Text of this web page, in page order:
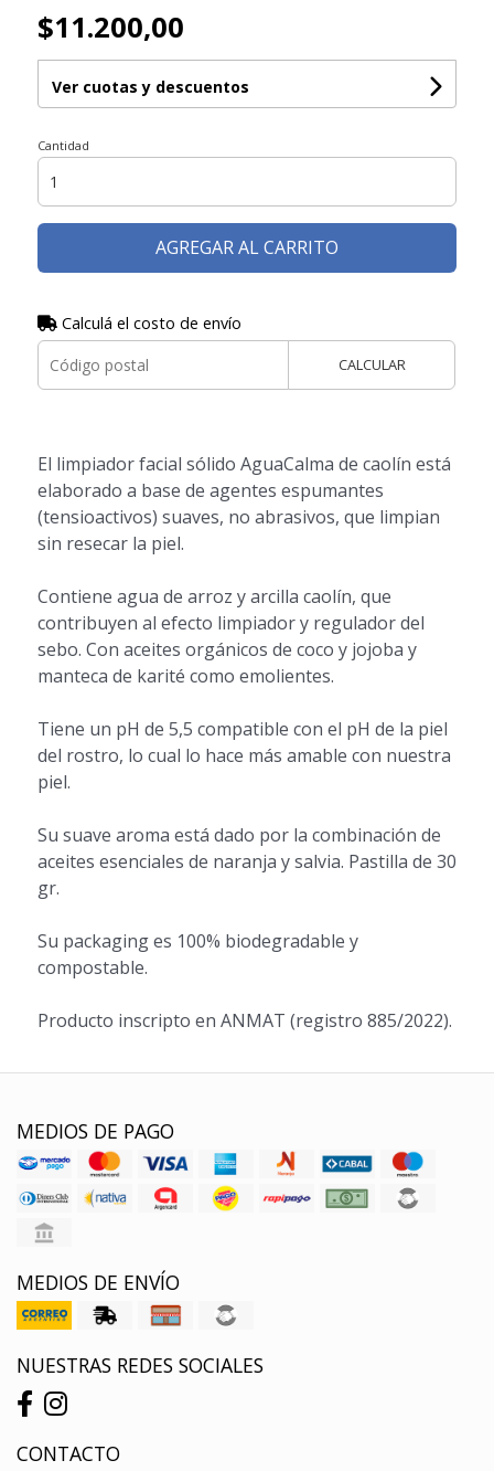
$11.200,00
Ver cuotas y descuentos
Cantidad
AGREGAR AL CARRITO
Calculá el costo de envío
CALCULAR
El limpiador facial sólido AguaCalma de caolín está
elaborado a base de agentes espumantes
(tensioactivos) suaves, no abrasivos, que limpian
sin resecar la piel.
Contiene agua de arroz y arcilla caolín, que
contribuyen al efecto limpiador y regulador del
sebo. Con aceites orgánicos de coco y jojoba y
manteca de karité como emolientes.
Tiene un pH de 5,5 compatible con el pH de la piel
del rostro, lo cual lo hace más amable con nuestra
piel.
Su suave aroma está dado por la combinación de
aceites esenciales de naranja y salvia. Pastilla de 30
gr.
Su packaging es 100% biodegradable y
compostable.
Producto inscripto en ANMAT (registro 885/2022).
MEDIOS DE PAGO
MEDIOS DE ENVÍO
NUESTRAS REDES SOCIALES
CONTACTO